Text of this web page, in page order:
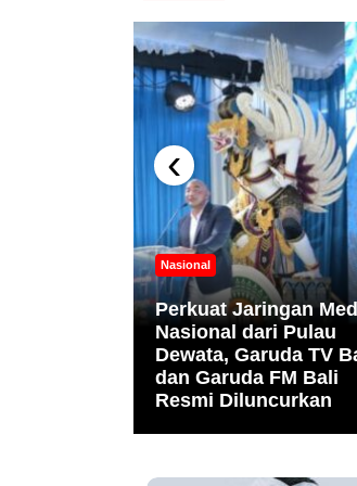
Nasional
Perkuat Jaringan
Nasional dari Pulau
Dewata, Garuda TV
dan Garuda FM Bali
Resmi Diluncurkan
‹